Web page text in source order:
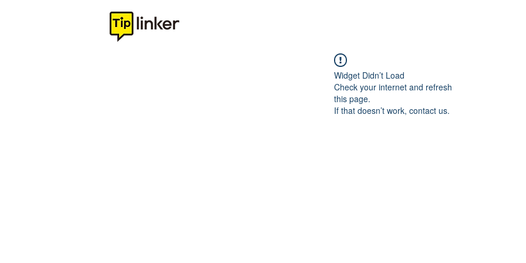
Widget Didn’t Load
Check your internet and refresh
this page.
If that doesn’t work, contact us.